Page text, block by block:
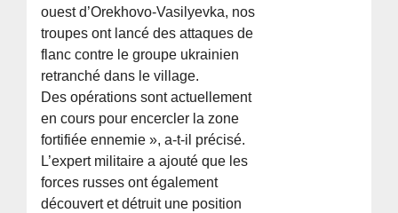
ouest d’Orekhovo-Vasilyevka, nos
troupes ont lancé des attaques de
flanc contre le groupe ukrainien
retranché dans le village.
Des opérations sont actuellement
en cours pour encercler la zone
fortifiée ennemie », a-t-il précisé.
L’expert militaire a ajouté que les
forces russes ont également
découvert et détruit une position